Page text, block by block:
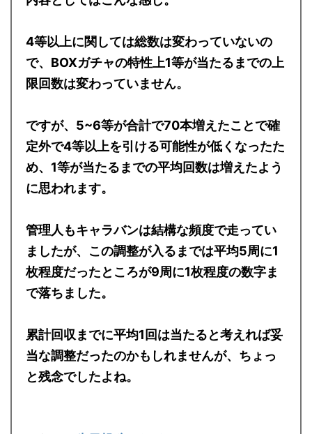
4等以上に関しては総数は変わっていないの
で、BOXガチャの特性上1等が当たるまでの上
ですが、5~6等が合計で70本増えたことで確
定外で4等以上を引ける可能性が低くなったた
め、1等が当たるまでの平均回数は増えたよう
管理人もキャラバンは結構な頻度で走ってい
ましたが、この調整が入るまでは平均5周に1
枚程度だったところが9周に1枚程度の数字ま
累計回収までに平均1回は当たると考えれば妥
当な調整だったのかもしれませんが、ちょっ